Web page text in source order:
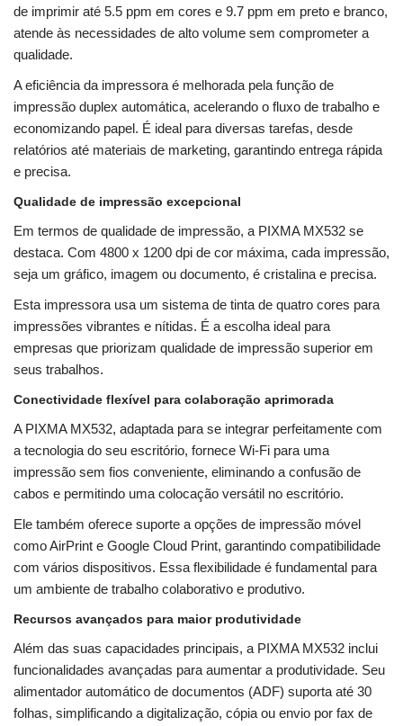
de imprimir até 5.5 ppm em cores e 9.7 ppm em preto e branco,
atende às necessidades de alto volume sem comprometer a
qualidade.
A eficiência da impressora é melhorada pela função de
impressão duplex automática, acelerando o fluxo de trabalho e
economizando papel. É ideal para diversas tarefas, desde
relatórios até materiais de marketing, garantindo entrega rápida
e precisa.
Qualidade de impressão excepcional
Em termos de qualidade de impressão, a PIXMA MX532 se
destaca. Com 4800 x 1200 dpi de cor máxima, cada impressão,
seja um gráfico, imagem ou documento, é cristalina e precisa.
Esta impressora usa um sistema de tinta de quatro cores para
impressões vibrantes e nítidas. É a escolha ideal para
empresas que priorizam qualidade de impressão superior em
seus trabalhos.
Conectividade flexível para colaboração aprimorada
A PIXMA MX532, adaptada para se integrar perfeitamente com
a tecnologia do seu escritório, fornece Wi-Fi para uma
impressão sem fios conveniente, eliminando a confusão de
cabos e permitindo uma colocação versátil no escritório.
Ele também oferece suporte a opções de impressão móvel
como AirPrint e Google Cloud Print, garantindo compatibilidade
com vários dispositivos. Essa flexibilidade é fundamental para
um ambiente de trabalho colaborativo e produtivo.
Recursos avançados para maior produtividade
Além das suas capacidades principais, a PIXMA MX532 inclui
funcionalidades avançadas para aumentar a produtividade. Seu
alimentador automático de documentos (ADF) suporta até 30
folhas, simplificando a digitalização, cópia ou envio por fax de